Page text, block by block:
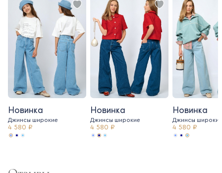
Новинка
Джинсы широкие
4 580 ₽
Новинка
Джинсы широкие
4 580 ₽
Новинка
Джинсы
4 580 ₽